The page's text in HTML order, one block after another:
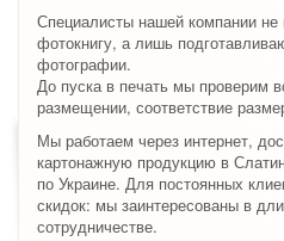
Специалисты нашей компании
фотокнигу, а лишь
фотографии.
До пуска в печать мы проверим
размещении, соответствие
Мы работаем через интернет,
картонажную продукцию в
по Украине. Для постоянных
скидок: мы заинтересованы в
сотрудничестве.